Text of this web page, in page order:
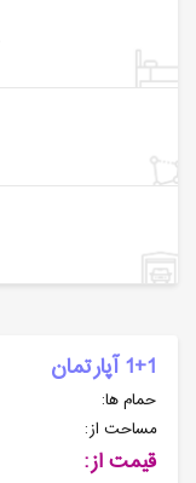
1+1 آپارتمان
حمام ها:
مساحت از:
قیمت از: